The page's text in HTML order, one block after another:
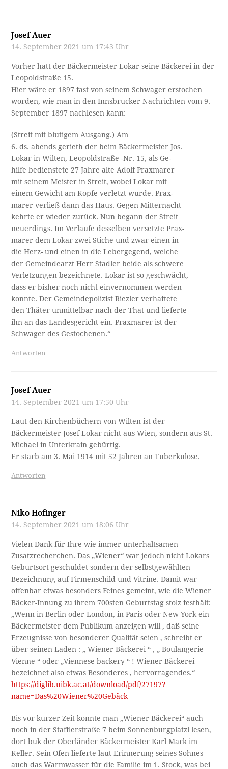
Josef Auer
14. September 2021 um 17:43 Uhr
Vorher hatt der Bäckermeister Lokar seine Bäckerei in der
Leopoldstraße 15.
Hier wäre er 1897 fast von seinem Schwager erstochen
worden, wie man in den Innsbrucker Nachrichten vom 9.
September 1897 nachlesen kann:
(Streit mit blutigem Ausgang.) Am
6. ds. abends gerieth der beim Bäckermeister Jos.
Lokar in Wilten, Leopoldstraße -Nr. 15, als Ge- ­
hilfe bedienstete 27 Jahre alte Adolf Praxmarer
mit seinem Meister in Streit, wobei Lokar mit
einem Gewicht am Kopfe verletzt wurde. Prax- ­
marer verließ dann das Haus. Gegen Mitternacht
kehrte er wieder zurück. Nun begann der Streit
neuerdings. Im Verlaufe desselben versetzte Prax- ­
marer dem Lokar zwei Stiche und zwar einen in
die Herz- und einen in die Lebergegend, welche
der Gemeindearzt Herr Stadler beide als schwere
Verletzungen bezeichnete. Lokar ist so geschwächt,
dass er bisher noch nicht einvernommen werden
konnte. Der Gemeindepolizist Riezler verhaftete
den Thäter unmittelbar nach der That und lieferte
ihn an das Landesgericht ein. Praxmarer ist der
Schwager des Gestochenen.“
Antworten
Josef Auer
14. September 2021 um 17:50 Uhr
Laut den Kirchenbüchern von Wilten ist der
Bäckermeister Josef Lokar nicht aus Wien, sondern aus St.
Michael in Unterkrain gebürtig.
Er starb am 3. Mai 1914 mit 52 Jahren an Tuberkulose.
Antworten
Niko Hofinger
14. September 2021 um 18:06 Uhr
Vielen Dank für Ihre wie immer unterhaltsamen
Zusatzrecherchen. Das „Wiener“ war jedoch nicht Lokars
Geburtsort geschuldet sondern der selbstgewählten
Bezeichnung auf Firmenschild und Vitrine. Damit war
offenbar etwas besonders Feines gemeint, wie die Wiener
Bäcker-Innung zu ihrem 700sten Geburtstag stolz festhält:
„Wenn in Berlin oder London, in Paris oder New York ein
Bäckermeister dem Publikum anzeigen will , daß seine
Erzeugnisse von besonderer Qualität seien , schreibt er
über seinen Laden : „ Wiener Bäckerei “ , „ Boulangerie
Vienne “ oder „Viennese backery “ ! Wiener Bäckerei
bezeichnet also etwas Besonderes , hervorragendes.“
https://diglib.uibk.ac.at/download/pdf/27197?
name=Das%20Wiener%20Gebäck
Bis vor kurzer Zeit konnte man „Wiener Bäckerei“ auch
noch in der Stafflerstraße 7 beim Sonnenburgplatzl lesen,
dort buk der Oberländer Bäckermeister Karl Mark im
Keller. Sein Ofen lieferte laut Erinnerung seines Sohnes
auch das Warmwasser für die Familie im 1. Stock, was bei